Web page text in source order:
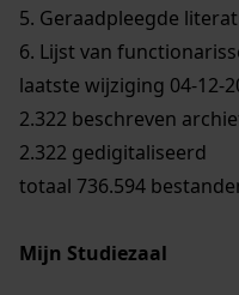
5. Geraadpleegde
6. Lijst van
laatste wijziging 04-12-
2.322 beschreven
2.322 gedigitaliseerd
totaal 736.594
Mijn Studiezaal